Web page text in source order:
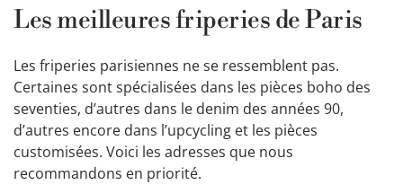
Les meilleures friperies de Paris
Les friperies parisiennes ne se ressemblent pas.
Certaines sont spécialisées dans les pièces boho des
seventies, d’autres dans le denim des années 90,
d’autres encore dans l’upcycling et les pièces
customisées. Voici les adresses que nous
recommandons en priorité.